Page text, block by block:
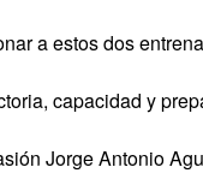
a estos dos
capacidad y
Jorge Antonio